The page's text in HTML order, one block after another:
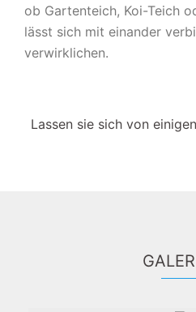
ob Gartenteich, Koi-Teich
lässt sich mit einander
verwirklichen.
Lassen sie sich von